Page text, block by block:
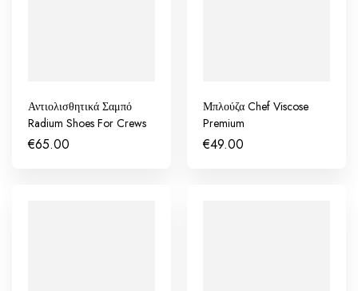
Αντιολισθητικά Σαμπό
Radium Shoes For Crews
€65.00
Μπλούζα Chef Viscose
Premium
€49.00